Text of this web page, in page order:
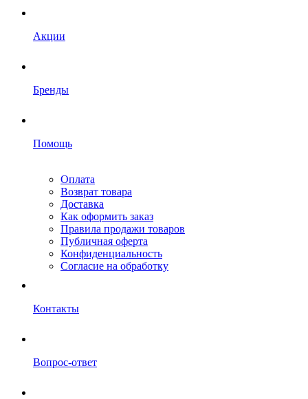
Акции
Бренды
Помощь
Оплата
Возврат товара
Доставка
Как оформить заказ
Правила продажи товаров
Публичная оферта
Конфиденциальность
Согласие на обработку
Контакты
Вопрос-ответ